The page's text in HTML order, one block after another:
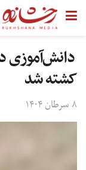
دانش‌آموزی
کشته شد
۸ سرطان ۱۴۰۴